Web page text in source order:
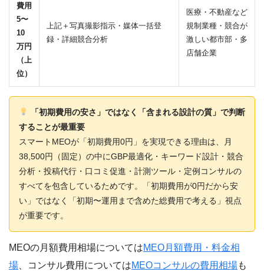
費用
5〜
10
万円
（上
位）
上記＋写真撮影指示・媒体一括登
録・詳細競合分析
医療・不動産など
規制業種・競合が
激しい都市部・多
店舗企業
「初期費用の安さ」ではなく「含まれる設計の質」で判断
することが最重要
スマートMEOが「初期費用0円」を実現できる理由は、月
38,500円（固定）の中にGBP最適化・キーワード設計・競合
分析・投稿代行・口コミ促進・計測ツール・定例コンサルの
すべてを包含しているためです。「初期費用が0円だから安
い」ではなく「初期〜運用まで含めた総費用で考える」視点
が重要です。
MEOの月額費用相場についてはMEO月額費用・料金相
場 、コンサル費用についてはMEOコンサルの費用相場も